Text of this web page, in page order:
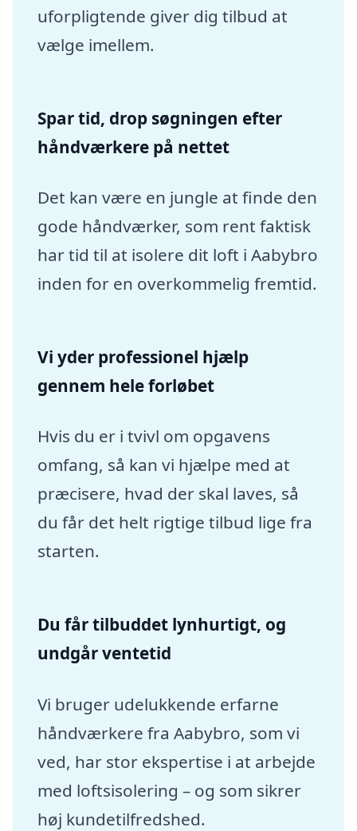
uforpligtende giver dig tilbud at
vælge imellem.
Spar tid, drop søgningen efter
håndværkere på nettet
Det kan være en jungle at finde den
gode håndværker, som rent faktisk
har tid til at isolere dit loft i Aabybro
inden for en overkommelig fremtid.
Vi yder professionel hjælp
gennem hele forløbet
Hvis du er i tvivl om opgavens
omfang, så kan vi hjælpe med at
præcisere, hvad der skal laves, så
du får det helt rigtige tilbud lige fra
starten.
Du får tilbuddet lynhurtigt, og
undgår ventetid
Vi bruger udelukkende erfarne
håndværkere fra Aabybro, som vi
ved, har stor ekspertise i at arbejde
med loftsisolering – og som sikrer
høj kundetilfredshed.